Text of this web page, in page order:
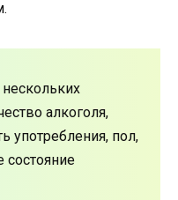
алкоголя,
употребления, пол,
состояние